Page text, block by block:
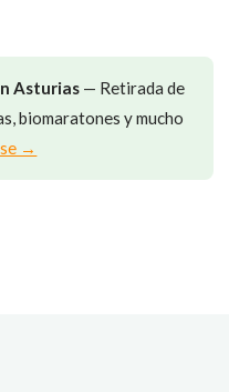
Asturias— Retirada de
biomaratones y mucho
→